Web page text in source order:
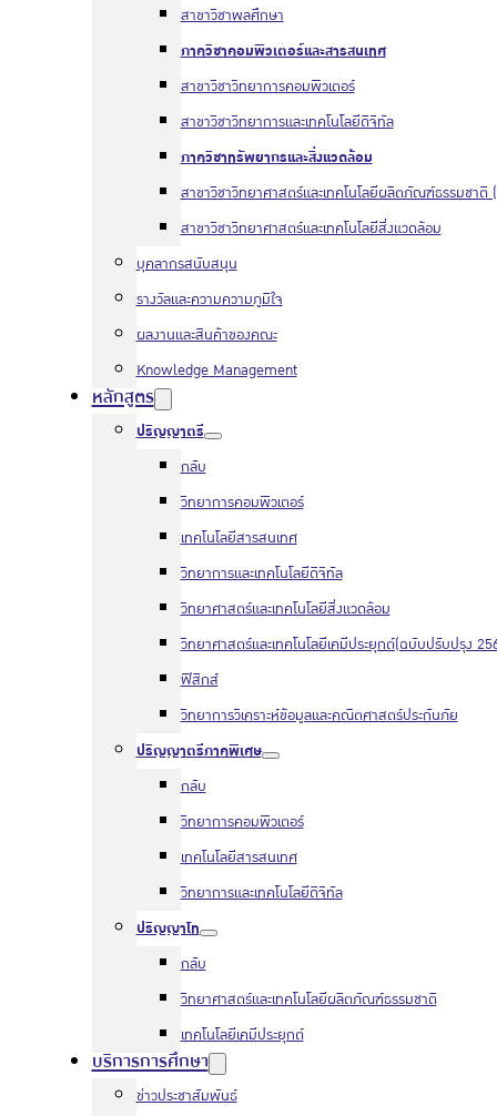
สาขาวิชาพลศึกษา
ภาควิชาคอมพิวเตอร์และสารสนเทศ
สาขาวิชาวิทยาการคอมพิวเตอร์
สาขาวิชาวิทยาการและเทคโนโลยีดิจิทัล
ภาควิชาทรัพยากรและสิ่งแวดล้อม
สาขาวิชาวิทยาศาสตร์และเทคโนโลยีผลิตภัณฑ์ธรรมชาติ
สาขาวิชาวิทยาศาสตร์และเทคโนโลยีสิ่งแวดล้อม
บุคลากรสนับสนุน
รางวัลและความความภูมิใจ
ผลงานและสินค้าของคณะ
Knowledge Management
หลักสูตร
ปริญญาตรี
กลับ
วิทยาการคอมพิวเตอร์
เทคโนโลยีสารสนเทศ
วิทยาการและเทคโนโลยีดิจิทัล
วิทยาศาสตร์และเทคโนโลยีสิ่งแวดล้อม
วิทยาศาสตร์และเทคโนโลยีเคมีประยุกต์(ฉบับปรับปรุง
ฟิสิกส์
วิทยาการวิเคราะห์ข้อมูลและคณิตศาสตร์ประกันภัย
ปริญญาตรีภาคพิเศษ
กลับ
วิทยาการคอมพิวเตอร์
เทคโนโลยีสารสนเทศ
วิทยาการและเทคโนโลยีดิจิทัล
ปริญญาโท
กลับ
วิทยาศาสตร์และเทคโนโลยีผลิตภัณฑ์ธรรมชาติ
เทคโนโลยีเคมีประยุกต์
บริการการศึกษา
ข่าวประชาสัมพันธ์